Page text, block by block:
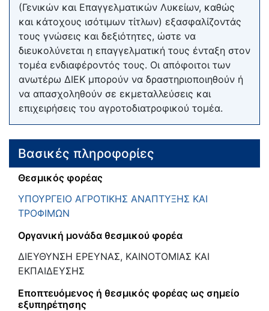
(Γενικών και Επαγγελματικών Λυκείων, καθώς
και κάτοχους ισότιμων τίτλων) εξασφαλίζοντάς
τους γνώσεις και δεξιότητες, ώστε να
διευκολύνεται η επαγγελματική τους ένταξη στον
τομέα ενδιαφέροντός τους. Οι απόφοιτοι των
ανωτέρω ΔΙΕΚ μπορούν να δραστηριοποιηθούν ή
να απασχοληθούν σε εκμεταλλεύσεις και
επιχειρήσεις του αγροτοδιατροφικού τομέα.
Βασικές πληροφορίες
Θεσμικός φορέας
ΥΠΟΥΡΓΕΙΟ ΑΓΡΟΤΙΚΗΣ ΑΝΑΠΤΥΞΗΣ ΚΑΙ
ΤΡΟΦΙΜΩΝ
Οργανική μονάδα θεσμικού φορέα
ΔΙΕΥΘΥΝΣΗ ΕΡΕΥΝΑΣ, ΚΑΙΝΟΤΟΜΙΑΣ ΚΑΙ
ΕΚΠΑΙΔΕΥΣΗΣ
Εποπτευόμενος ή θεσμικός φορέας ως σημείο
εξυπηρέτησης